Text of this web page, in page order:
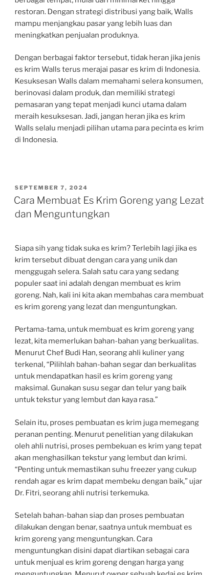
restoran. Dengan strategi distribusi yang baik, Walls
mampu menjangkau pasar yang lebih luas dan
meningkatkan penjualan produknya.
Dengan berbagai faktor tersebut, tidak heran jika jenis
es krim Walls terus merajai pasar es krim di Indonesia.
Kesuksesan Walls dalam memahami selera konsumen,
berinovasi dalam produk, dan memiliki strategi
pemasaran yang tepat menjadi kunci utama dalam
meraih kesuksesan. Jadi, jangan heran jika es krim
Walls selalu menjadi pilihan utama para pecinta es krim
di Indonesia.
POSTED
ON
SEPTEMBER 7, 2024
Cara Membuat Es Krim Goreng yang Lezat
dan Menguntungkan
Siapa sih yang tidak suka es krim? Terlebih lagi jika es
krim tersebut dibuat dengan cara yang unik dan
menggugah selera. Salah satu cara yang sedang
populer saat ini adalah dengan membuat es krim
goreng. Nah, kali ini kita akan membahas cara membuat
es krim goreng yang lezat dan menguntungkan.
Pertama-tama, untuk membuat es krim goreng yang
lezat, kita memerlukan bahan-bahan yang berkualitas.
Menurut Chef Budi Han, seorang ahli kuliner yang
terkenal, “Pilihlah bahan-bahan segar dan berkualitas
untuk mendapatkan hasil es krim goreng yang
maksimal. Gunakan susu segar dan telur yang baik
untuk tekstur yang lembut dan kaya rasa.”
Selain itu, proses pembuatan es krim juga memegang
peranan penting. Menurut penelitian yang dilakukan
oleh ahli nutrisi, proses pembekuan es krim yang tepat
akan menghasilkan tekstur yang lembut dan krimi.
“Penting untuk memastikan suhu freezer yang cukup
rendah agar es krim dapat membeku dengan baik,” ujar
Dr. Fitri, seorang ahli nutrisi terkemuka.
Setelah bahan-bahan siap dan proses pembuatan
dilakukan dengan benar, saatnya untuk membuat es
krim goreng yang menguntungkan. Cara
menguntungkan disini dapat diartikan sebagai cara
untuk menjual es krim goreng dengan harga yang